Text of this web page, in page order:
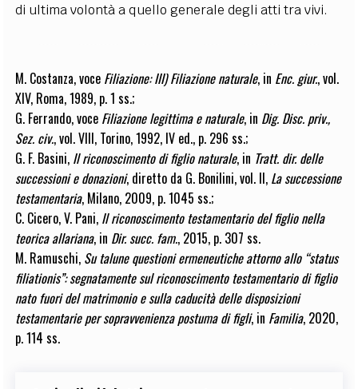
di ultima volontà a quello generale degli atti tra vivi.
M. Costanza, voce Filiazione: III) Filiazione naturale, in Enc. giur., vol.
XIV, Roma, 1989, p. 1 ss.;
G. Ferrando, voce Filiazione legittima e naturale, in Dig. Disc. priv.,
Sez. civ., vol.VIII, Torino, 1992, IV ed., p. 296 ss.;
G. F. Basini, Il riconoscimento di figlio naturale, in Tratt. dir. delle
successioni e donazioni, diretto da G. Bonilini, vol. II, La successione
testamentaria, Milano, 2009, p. 1045 ss.;
C. Cicero, V. Pani, Il riconoscimento testamentario del figlio nella
teorica allariana, in Dir. succ. fam., 2015, p. 307 ss.
M. Ramuschi, Su talune questioni ermeneutiche attorno allo “status
filiationis”: segnatamente sul riconoscimento testamentario di figlio
nato fuori del matrimonio e sulla caducità delle disposizioni
testamentarie per sopravvenienza postuma di figli, in Familia, 2020,
p. 114 ss.